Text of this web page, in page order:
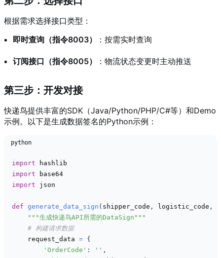
根据需求选择接口类型：
即时查询（指令8003）
：按需实时查询
订阅接口（指令8005） ：物流状态变更时主动推送
第三步：开发对接
快递鸟提供丰富的SDK（Java/Python/PHP/C#等）和Demo
示例。以下是生成数据签名的Python示例：
python
import
import
import json
def generate_data_sign ( shipper_code , logistic_code ,
"""生成快递鸟API所需的DataSign"""
# 构建请求数据
    request_data
= {
'OrderCode' : '' ,